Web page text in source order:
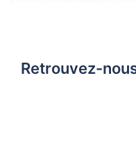
Retrouvez-